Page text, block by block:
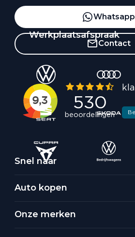
Vestigingen
Werkplaatsafspraak
Whatsapp
Contact
Snel naar
Auto kopen
Onze merken